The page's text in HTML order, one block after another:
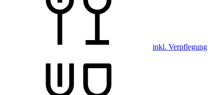
inkl. Verpflegung